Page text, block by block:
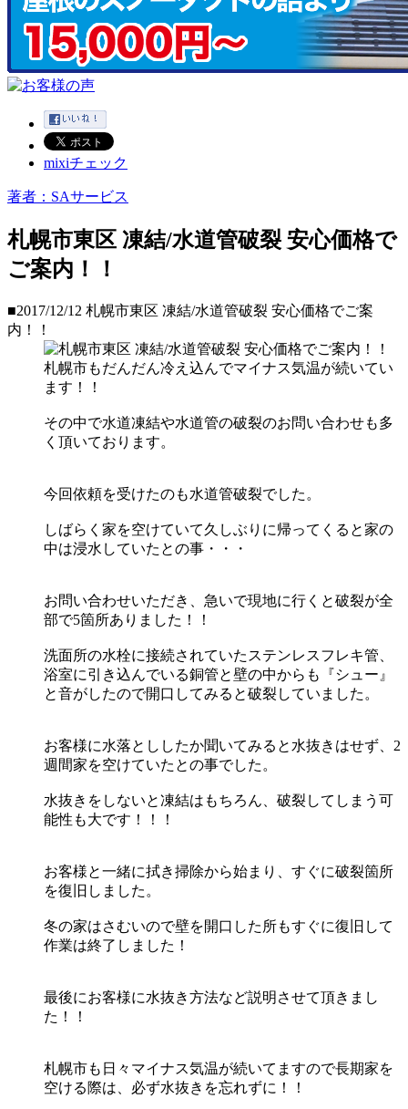
mixiチェック
著者：SAサービス
札幌市東区 凍結/水道管破裂 安心価格で
ご案内！！
■2017/12/12 札幌市東区 凍結/水道管破裂 安心価格でご案
内！！
札幌市もだんだん冷え込んでマイナス気温が続いてい
ます！！
その中で水道凍結や水道管の破裂のお問い合わせも多
く頂いております。
今回依頼を受けたのも水道管破裂でした。
しばらく家を空けていて久しぶりに帰ってくると家の
中は浸水していたとの事・・・
お問い合わせいただき、急いで現地に行くと破裂が全
部で5箇所ありました！！
洗面所の水栓に接続されていたステンレスフレキ管、
浴室に引き込んでいる銅管と壁の中からも『シュー』
と音がしたので開口してみると破裂していました。
お客様に水落とししたか聞いてみると水抜きはせず、2
週間家を空けていたとの事でした。
水抜きをしないと凍結はもちろん、破裂してしまう可
能性も大です！！！
お客様と一緒に拭き掃除から始まり、すぐに破裂箇所
を復旧しました。
冬の家はさむいので壁を開口した所もすぐに復旧して
作業は終了しました！
最後にお客様に水抜き方法など説明させて頂きまし
た！！
札幌市も日々マイナス気温が続いてますので長期家を
空ける際は、必ず水抜きを忘れずに！！